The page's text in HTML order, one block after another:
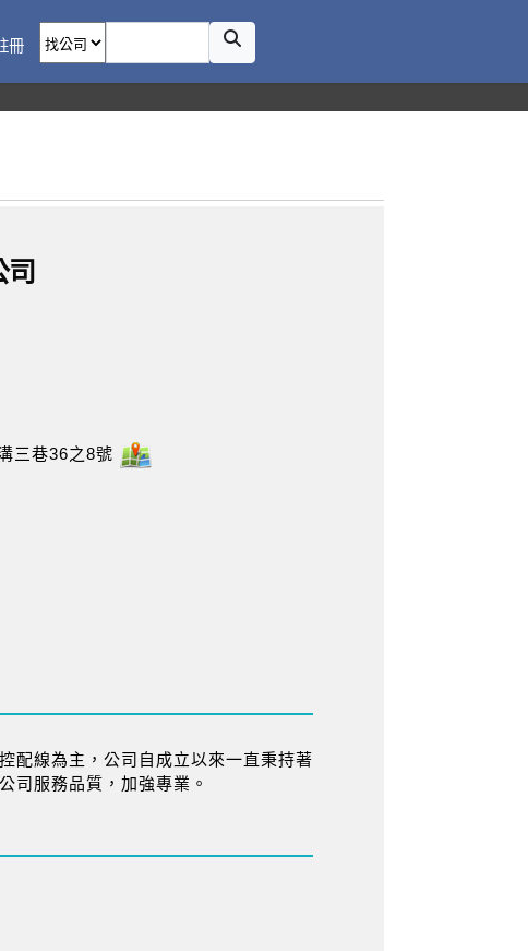
冊
司
三巷36之8號
配線為主，公司自成立以來一直秉持著
司服務品質，加強專業。